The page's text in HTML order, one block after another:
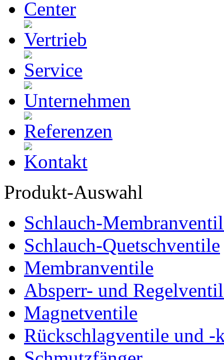
Produkt-Auswahl
Schlauch-
Schlauch-Quetschventile
Membranventile
Absperr- und
Magnetventile
Rückschlagventile und -